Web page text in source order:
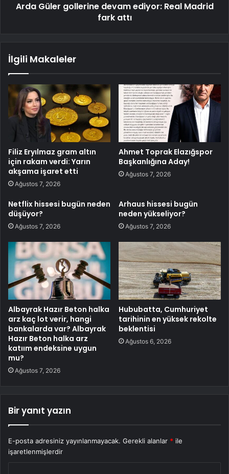
Arda Güler gollerine devam ediyor: Real Madrid
fark attı
İlgili Makaleler
Filiz Eryılmaz gram altın
için rakam verdi: Yarın
akşama işaret etti
Ağustos 7, 2026
Ahmet Toprak Elazığspor
Başkanlığına Aday!
Ağustos 7, 2026
Netflix hissesi bugün neden
düşüyor?
Ağustos 7, 2026
Arhaus hissesi bugün
neden yükseliyor?
Ağustos 7, 2026
Albayrak Hazır Beton halka
arz kaç lot verir, hangi
bankalarda var? Albayrak
Hazır Beton halka arz
katıım endeksine uygun
mu?
Ağustos 7, 2026
Hububatta, Cumhuriyet
tarihinin en yüksek rekolte
beklentisi
Ağustos 6, 2026
Bir yanıt yazın
E-posta adresiniz yayınlanmayacak. Gerekli alanlar * ile
işaretlenmişlerdir